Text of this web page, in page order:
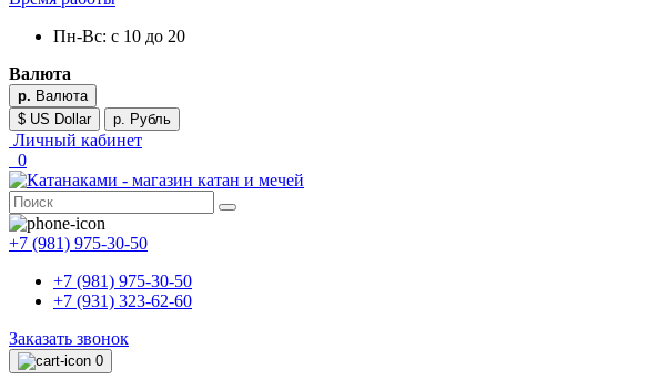
Пн-Вс: с 10 до 20
Валюта
р. Валюта
$ US Dollar
р. Рубль
Личный кабинет
0
+7 (981) 975-30-50
+7 (981) 975-30-50
+7 (931) 323-62-60
Заказать звонок
0